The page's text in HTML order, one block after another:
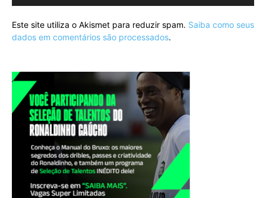
Este site utiliza o Akismet para reduzir spam. Saiba como seus
dados em comentários são processados.